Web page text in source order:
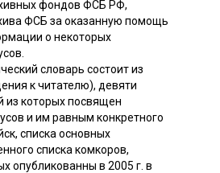
фондов ФСБ РФ,
ФСБ за оказанную помощь
о некоторых
словарь состоит из
к читателю), девяти
из которых посвящен
и им равным конкретного
списка основных
списка комкоров,
опубликованны в 2005 г. в